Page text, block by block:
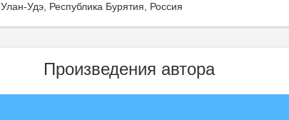
Улан-Удэ, Республика Бурятия, Россия
Произведения автора